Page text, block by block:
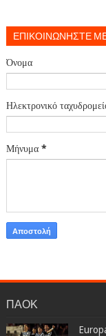
ΕΠΙΚΟΙΝΩΝΗΣΤΕ ΜΕ
Όνομα
Ηλεκτρονικό
Μήνυμα *
ΠΑΟΚ